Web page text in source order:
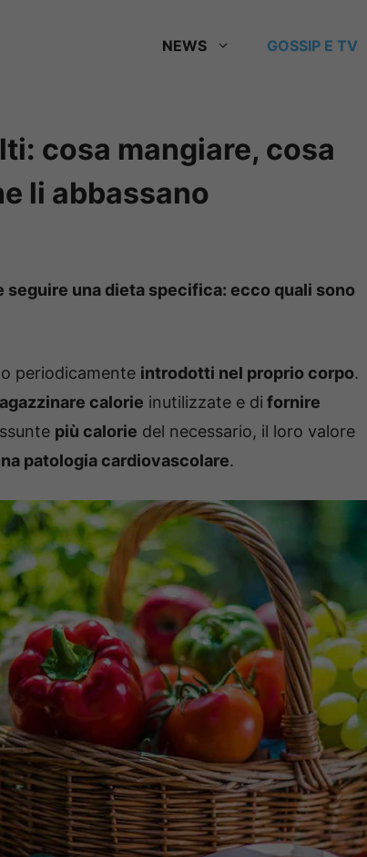
NEWS GOSSIP E TV
cosa mangiare, cosa
li abbassano
una dieta specifica: ecco quali sono
periodicamente introdotti nel proprio corpo.
calorie inutilizzate e di fornire
più calorie del necessario, il loro valore
patologia cardiovascolare.